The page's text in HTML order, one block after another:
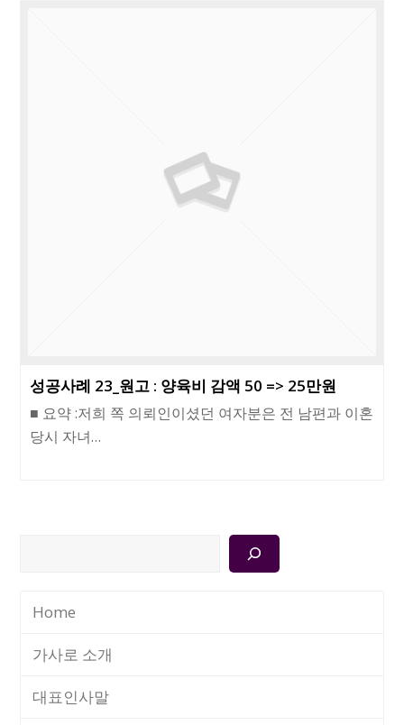
성공사례 23_원고 : 양육비 감액 50 => 25만원
■ 요약 :저희 쪽 의뢰인이셨던 여자분은 전 남편과 이혼
당시 자녀…
Home
가사로 소개
대표인사말